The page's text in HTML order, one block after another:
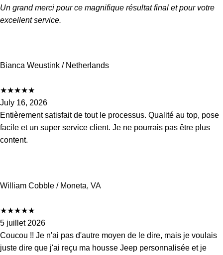
Un grand merci pour ce magnifique résultat final et pour votre
excellent service.
Bianca Weustink / Netherlands
★★★★★
July 16, 2026
Entièrement satisfait de tout le processus. Qualité au top, pose
facile et un super service client. Je ne pourrais pas être plus
content.
William Cobble / Moneta, VA
★★★★★
5 juillet 2026
Coucou !! Je n'ai pas d'autre moyen de le dire, mais je voulais
juste dire que j'ai reçu ma housse Jeep personnalisée et je